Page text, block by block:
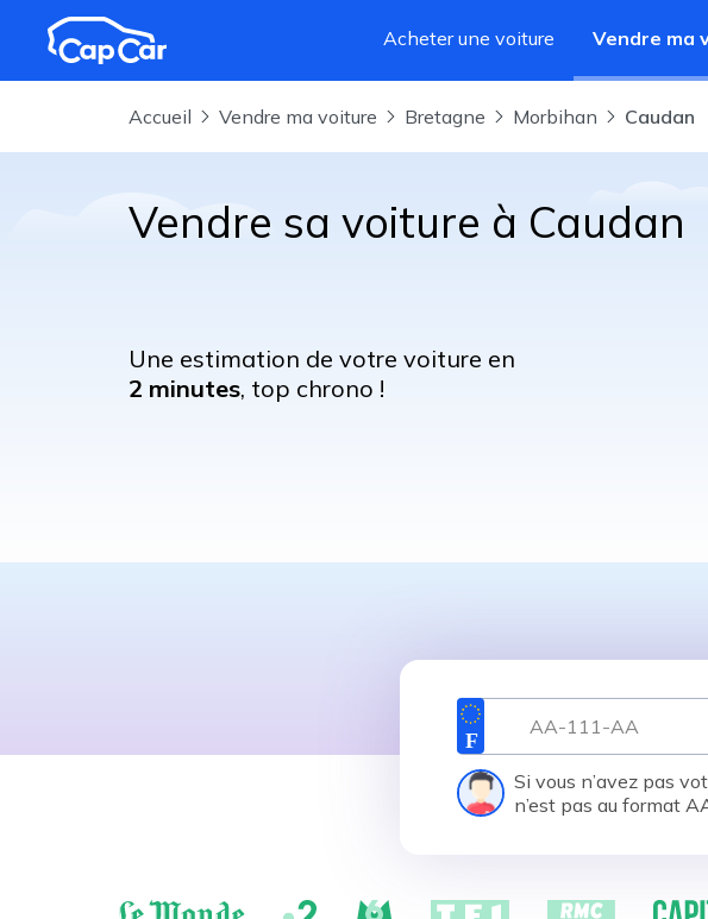
Aller au contenu principal
Acheter une voiture
Vendre ma
Accueil Vendre ma voiture Bretagne Morbihan Caudan
Vendre sa voiture à Caudan
Une estimation de votre voiture en
2 minutes, top chrono !
Si vous n’avez pas
n’est pas au format